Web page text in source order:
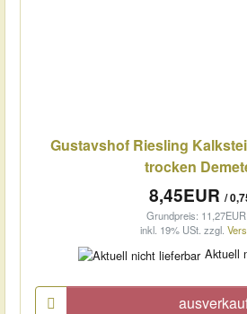
Gustavshof Riesling
trocken
8,45EUR /
Grundpreis:
inkl. 19% USt. zzgl.
Aktuell